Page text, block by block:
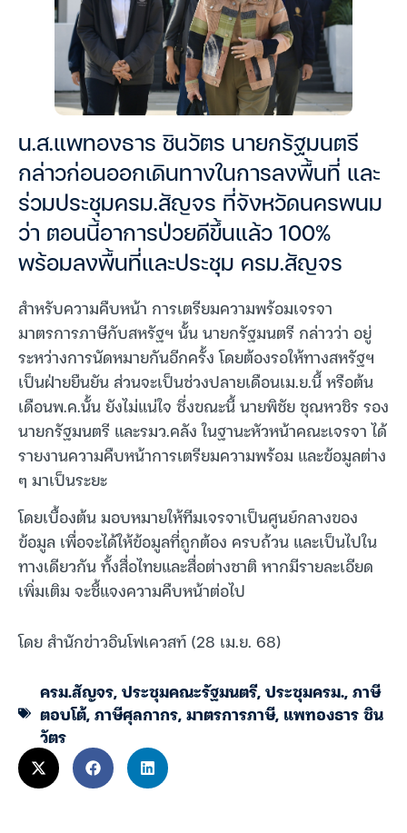
น.ส.แพทองธาร ชินวัตร นายกรัฐมนตรี
กล่าวก่อนออกเดินทางในการลงพื้นที่ และ
ร่วมประชุมครม.สัญจร ที่จังหวัดนครพนม
ว่า ตอนนี้อาการป่วยดีขึ้นแล้ว 100%
พร้อมลงพื้นที่และประชุม ครม.สัญจร
สำหรับความคืบหน้า การเตรียมความพร้อมเจรจา
มาตรการภาษีกับสหรัฐฯ นั้น นายกรัฐมนตรี กล่าวว่า อยู่
ระหว่างการนัดหมายกันอีกครั้ง โดยต้องรอให้ทางสหรัฐฯ
เป็นฝ่ายยืนยัน ส่วนจะเป็นช่วงปลายเดือนเม.ย.นี้ หรือต้น
เดือนพ.ค.นั้น ยังไม่แน่ใจ ซึ่งขณะนี้ นายพิชัย ชุณหวชิร รอง
นายกรัฐมนตรี และรมว.คลัง ในฐานะหัวหน้าคณะเจรจา ได้
รายงานความคืบหน้าการเตรียมความพร้อม และข้อมูลต่าง
ๆ มาเป็นระยะ
โดยเบื้องต้น มอบหมายให้ทีมเจรจาเป็นศูนย์กลางของ
ข้อมูล เพื่อจะได้ให้ข้อมูลที่ถูกต้อง ครบถ้วน และเป็นไปใน
ทางเดียวกัน ทั้งสื่อไทยและสื่อต่างชาติ หากมีรายละเอียด
เพิ่มเติม จะชี้แจงความคืบหน้าต่อไป
โดย สำนักข่าวอินโฟเควสท์ (28 เม.ย. 68)
ครม.สัญจร,ประชุมคณะรัฐมนตรี,ประชุมครม.,ภาษี
ตอบโต้,ภาษีศุลกากร,มาตรการภาษี, แพทองธาร ชิน
วัตร